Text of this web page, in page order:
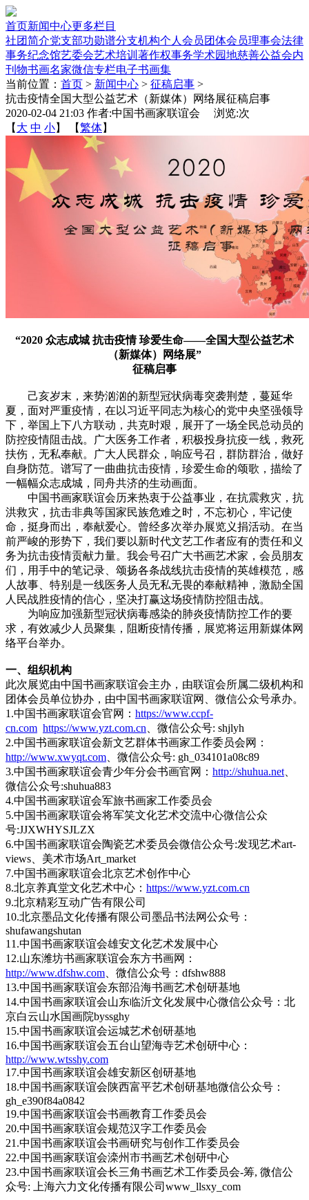
首页新闻中心更多栏目
社团简介党支部功勋谱分支机构个人会员团体会员理事会法律
事务纪念馆艺委会艺术培训 著作权事务学术园地慈善公益会内
刊物书画名家微信专栏电子书画集
当前位置： 首页 > 新闻中心 > 征稿启事 >
抗击疫情全国大型公益艺术（新媒体）网络展征稿启事
2020-02-04 21:03 作者:中国书画家联谊会 浏览:次
【 大 中 小】 【繁体】
“2020 众志成城 抗击疫情 珍爱生命——全国大型公益艺术
（新媒体）网络展”
征稿启事
己亥岁末，来势汹汹的新型冠状病毒突袭荆楚，蔓延华
夏，面对严重疫情，在以习近平同志为核心的党中央坚强领导
下，举国上下八方联动，共克时艰，展开了一场全民总动员的
防控疫情阻击战。广大医务工作者，积极投身抗疫一线，救死
扶伤，无私奉献。广大人民群众，响应号召，群防群治，做好
自身防范。谱写了一曲曲抗击疫情，珍爱生命的颂歌，描绘了
一幅幅众志成城，同舟共济的生动画面。
中国书画家联谊会历来热衷于公益事业，在抗震救灾，抗
洪救灾，抗击非典等国家民族危难之时，不忘初心，牢记使
命，挺身而出，奉献爱心。曾经多次举办展览义捐活动。在当
前严峻的形势下，我们要以新时代文艺工作者应有的责任和义
务为抗击疫情贡献力量。我会号召广大书画艺术家，会员朋友
们，用手中的笔记录、颂扬各条战线抗击疫情的英雄模范，感
人故事、特别是一线医务人员无私无畏的奉献精神，激励全国
人民战胜疫情的信心，坚决打赢这场疫情防控阻击战。
为响应加强新型冠状病毒感染的肺炎疫情防控工作的要
求，有效减少人员聚集，阻断疫情传播，展览将运用新媒体网
络平台举办。
一、组织机构
此次展览由中国书画家联谊会主办，由联谊会所属二级机构和
团体会员单位协办，由中国书画家联谊网、微信公众号承办。
1.中国书画家联谊会官网： https://www.ccpf-
cn.com https://www.yzt.com.cn 、微信公众号: shjlyh
2.中国书画家联谊会新文艺群体书画家工作委员会网：
http://www.xwyqt.com 、微信公众号: gh_034101a08c89
3.中国书画家联谊会青少年分会书画官网： http://shuhua.net
微信公众号:shuhua883
4.中国书画家联谊会军旅书画家工作委员会
5.中国书画家联谊会将军笑文化艺术交流中心微信公众
号:JJXWHYSJLZX
6.中国书画家联谊会陶瓷艺术委员会微信公众号:发现艺术art-
views、美术市场Art_market
7.中国书画家联谊会北京艺术创作中心
8.北京养真堂文化艺术中心： https://www.yzt.com.cn
9.北京精彩互动广告有限公司
10.北京墨品文化传播有限公司墨品书法网公众号：
shufawangshutan
11.中国书画家联谊会雄安文化艺术发展中心
12.山东潍坊书画家联谊会东方书画网：
http://www.dfshw.com 、微信公众号：dfshw888
13.中国书画家联谊会东部沿海书画艺术创研基地
14.中国书画家联谊会山东临沂文化发展中心微信公众号：北
京白云山水国画院byssghy
15.中国书画家联谊会运城艺术创研基地
16.中国书画家联谊会五台山望海寺艺术创研中心：
http://www.wtsshy.com
17.中国书画家联谊会雄安新区创研基地
18.中国书画家联谊会陕西富平艺术创研基地微信公众号：
gh_e390f84a0842
19.中国书画家联谊会书画教育工作委员会
20.中国书画家联谊会规范汉字工作委员会
21.中国书画家联谊会书画研究与创作工作委员会
22.中国书画家联谊会滦州市书画艺术创研中心
23.中国书画家联谊会长三角书画艺术工作委员会-筹, 微信公
众号: 上海六力文化传播有限公司www_llsxy_com